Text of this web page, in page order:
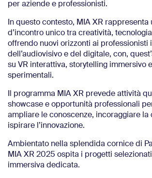
per aziende e professionisti.
In questo contesto, MIA XR rappresenta
d’incontro unico tra creatività,
offrendo nuovi orizzonti ai professionisti
dell’audiovisivo e del digitale, con,
su VR interattiva, storytelling immersivo
sperimentali.
Il programma MIA XR prevede attività
showcase e opportunità professionali
ampliare le conoscenze, incoraggiare la
ispirare l’innovazione.
Ambientato nella splendida cornice di
MIA XR 2025 ospita i progetti selezionati
immersiva dedicata.